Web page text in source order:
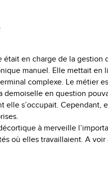
en charge de la gestion
manuel. Elle mettait en
complexe. Le métier
demoiselle en question
elle s’occupait. Cependant,
à merveille
où elles travaillaient. A voir